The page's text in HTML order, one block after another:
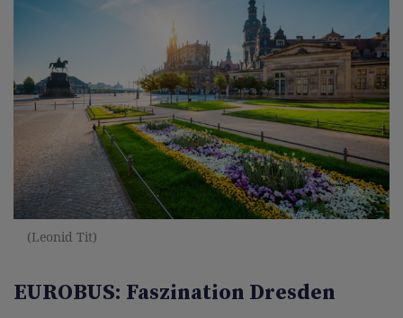
(Leonid Tit)
EUROBUS: Faszination Dresden